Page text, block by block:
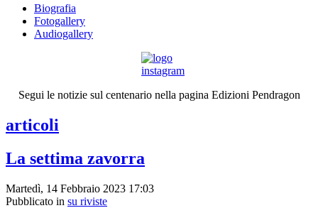
Biografia
Fotogallery
Audiogallery
Segui le notizie sul centenario nella pagina Edizioni Pendragon
articoli
La settima zavorra
Martedì, 14 Febbraio 2023 17:03
Pubblicato in su riviste